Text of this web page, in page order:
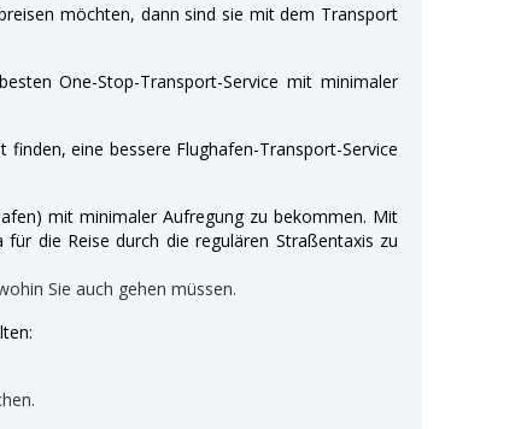
möchten, dann sind sie mit dem Transport
One-Stop-Transport-Service mit minimaler
eine bessere Flughafen-Transport-Service
mit minimaler Aufregung zu bekommen. Mit
die Reise durch die regulären Straßentaxis zu
Sie auch gehen müssen.